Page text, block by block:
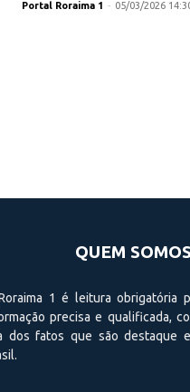
Portal Roraima 1 - 05/03/2026
QUEM SOMOS
1 é leitura obrigatória
precisa e qualificada,
dos fatos que são destaque